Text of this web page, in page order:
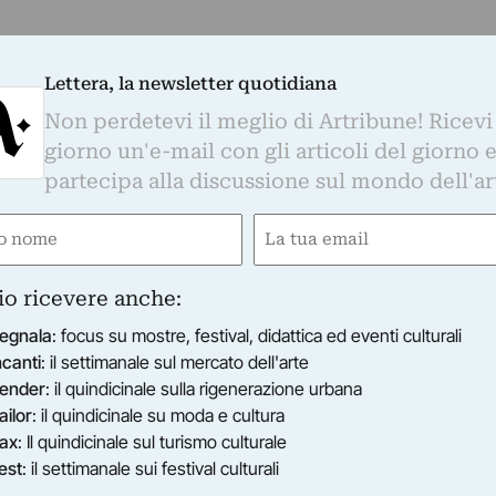
Non si placa l’indignazione globale per la condanna
New York arriva una mostra sostenuta da
Tanto costerà a New York indossare il
di moda negli ultimi tempi. Quale? Quello
Lettera, la newsletter quotidiana
Non perdetevi il meglio di Artribune! Ricevi
giorno un'e-mail con gli articoli del giorno e
partecipa alla discussione sul mondo
Email
ricevere anche:
: focus su mostre, festival, didattica ed eventi culturali
: il settimanale sul mercato dell'arte
: il quindicinale sulla rigenerazione urbana
: il quindicinale su moda e cultura
: Il quindicinale sul turismo culturale
: il settimanale sui festival culturali